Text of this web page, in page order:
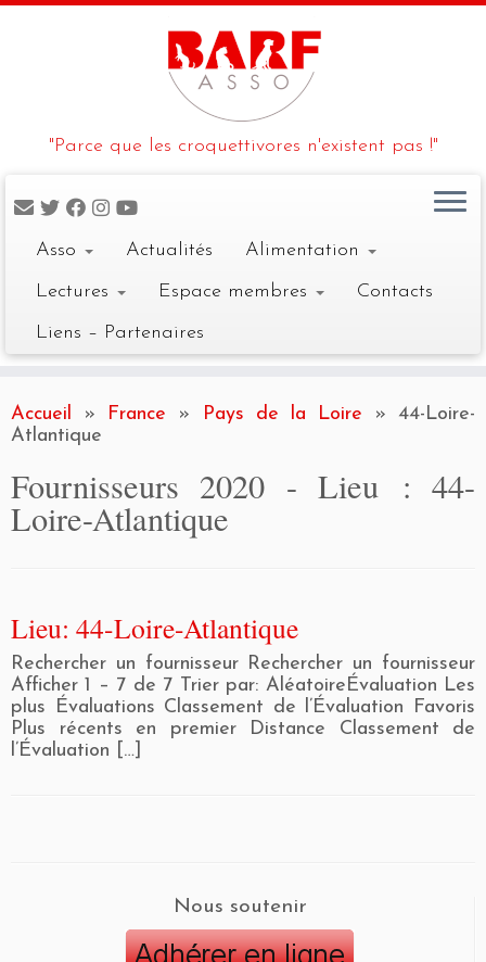
to
content
"Parce que les croquettivores n'existent pas !"
Asso Actualités
Alimentation
Lectures
Espace membres
Contacts
Liens – Partenaires
Accueil » France » Pays de la Loire »
44-Loire-
Atlantique
Fournisseurs 2020 - Lieu : 44-
Loire-Atlantique
Lieu: 44-Loire-Atlantique
Rechercher un fournisseur Rechercher un fournisseur
Afficher 1 – 7 de 7 Trier par: AléatoireÉvaluation Les
plus Évaluations Classement de l’Évaluation Favoris
Plus récents en premier Distance Classement de
l’Évaluation […]
Nous soutenir